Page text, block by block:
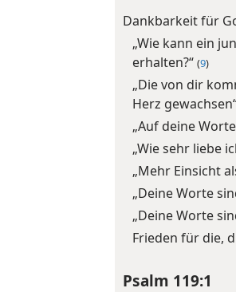
Dankbarkeit für
„Wie kann ein
erhalten?“ (9)
„Die von dir
Herz
„Auf deine
„Wie sehr liebe
„Mehr Einsicht
„Deine Worte
„Deine Worte
Frieden für die,
Psalm 119:1